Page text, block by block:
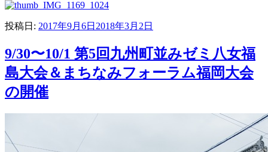
投稿日: 2017年9月6日 2018年3月2日
9/30〜10/1 第5回九州町並みゼミ八女福
島大会＆まちなみフォーラム福岡大会
の開催